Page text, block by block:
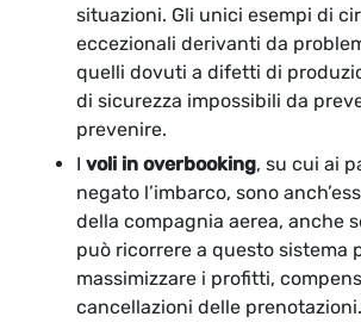
situazioni. Gli unici esempi di
eccezionali derivanti da
quelli dovuti a difetti di
di sicurezza impossibili da
prevenire.
I voli in overbooking, su cui ai
negato l’imbarco, sono
della compagnia aerea, anche
può ricorrere a questo sistema
massimizzare i profitti,
cancellazioni delle prenotazioni.